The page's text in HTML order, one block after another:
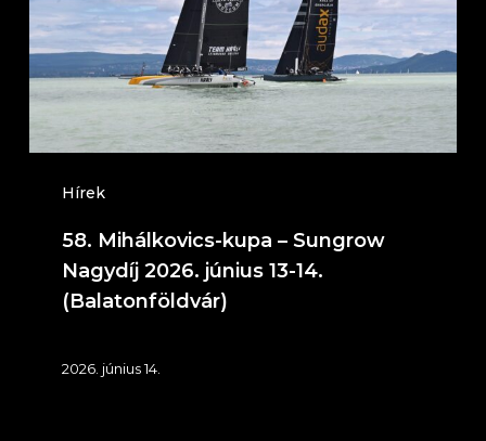
Hírek
Sungrow
Nagydíj
2026.
június
13-
(Balatonföldvár)
58. Mihálkovics-kupa – Sungrow
Nagydíj 2026. június 13-14.
(Balatonföldvár)
2026. június 14.